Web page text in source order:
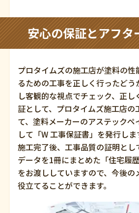
安心の保証とアフタ
プロタイムズの施工店が塗料の
るための工事を正しく行ったどう
し客観的な視点でチェック、正し
証として、プロタイムズ施工店の
て、塗料メーカーのアステックペ
して「W 工事保証書」を発行しま
施工完了後、工事品質の証明とし
データを1冊にまとめた「住宅履
をお渡ししていますので、今後の
役立てることができます。